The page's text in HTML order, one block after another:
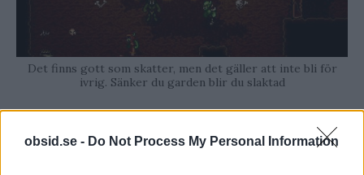
obsid.se - Do Not Process My Personal Information
Det finns gott som skatter, men det gäller att inte bli för
ivrig. Sänker du garden blir du slaktad
En hyllning till Souls-